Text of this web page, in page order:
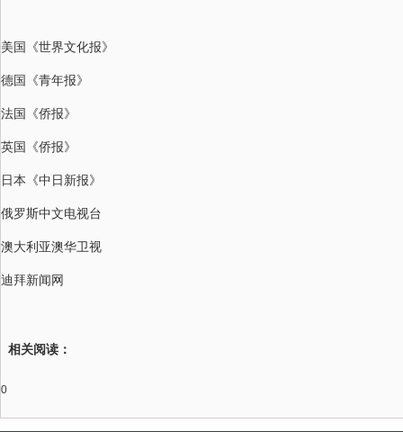
美国《世界文化报》
德国《青年报》
法国《侨报》
英国《侨报》
日本《中日新报》
俄罗斯中文电视台
澳大利亚澳华卫视
迪拜新闻网
相关阅读：
0